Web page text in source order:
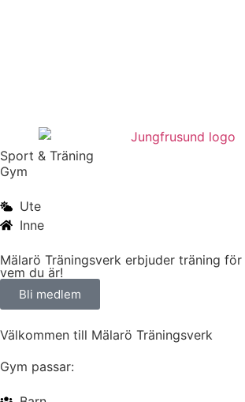
Sport & Träning
Gym
Ute
Inne
Mälarö Träningsverk erbjuder träning
vem du är!
Bli medlem
Välkommen till Mälarö Träningsverk
Gym passar: